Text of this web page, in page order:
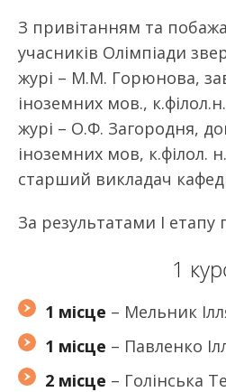
З привітанням та
учасників Олімпіади
журі – М.М. Горюнова,
іноземних мов.,
журі – О.Ф. Загородня,
іноземних мов, к.філол.
старший викладач
За результатами І етапу
1
1 місце – Мельник
1 місце – Павленко
2 місце – Голінська